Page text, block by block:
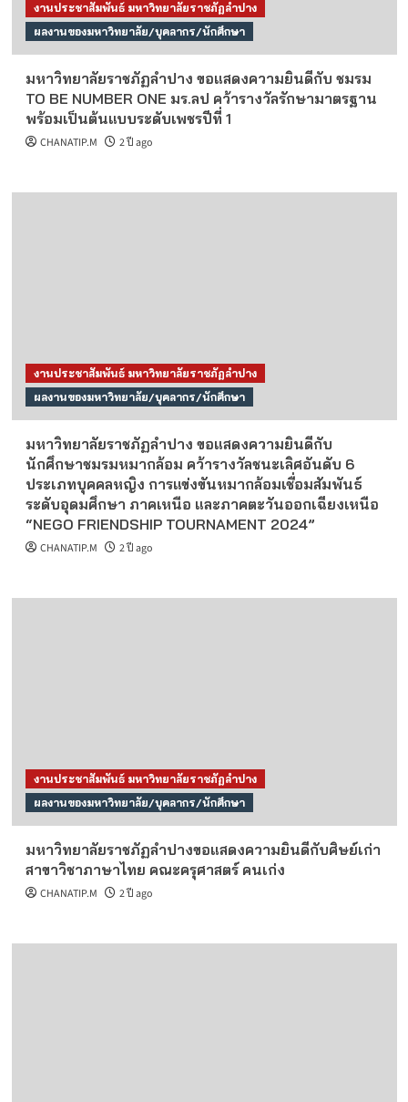
งานประชาสัมพันธ์ มหาวิทยาลัยราชภัฏลำปาง
ผลงานของมหาวิทยาลัย/บุคลากร/นักศึกษา
มหาวิทยาลัยราชภัฏลำปาง ขอแสดงความยินดีกับ ชมรม
TO BE NUMBER ONE มร.ลป คว้ารางวัลรักษามาตรฐาน
พร้อมเป็นต้นแบบระดับเพชรปีที่ 1
CHANATIP.M 2 ปี ago
งานประชาสัมพันธ์ มหาวิทยาลัยราชภัฏลำปาง
ผลงานของมหาวิทยาลัย/บุคลากร/นักศึกษา
มหาวิทยาลัยราชภัฏลำปาง ขอแสดงความยินดีกับ
นักศึกษาชมรมหมากล้อม คว้ารางวัลชนะเลิศอันดับ 6
ประเภทบุคคลหญิง การแข่งขันหมากล้อมเชื่อมสัมพันธ์
ระดับอุดมศึกษา ภาคเหนือ และภาคตะวันออกเฉียงเหนือ
“NEGO FRIENDSHIP TOURNAMENT 2024”
CHANATIP.M 2 ปี ago
งานประชาสัมพันธ์ มหาวิทยาลัยราชภัฏลำปาง
ผลงานของมหาวิทยาลัย/บุคลากร/นักศึกษา
มหาวิทยาลัยราชภัฏลำปางขอแสดงความยินดีกับศิษย์เก่า
สาขาวิชาภาษาไทย คณะครุศาสตร์ คนเก่ง
CHANATIP.M 2 ปี ago